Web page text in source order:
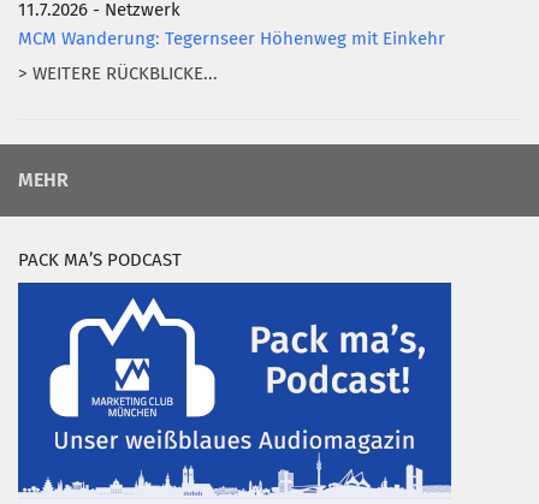
11.7.2026 - Netzwerk
MCM Wanderung: Tegernseer Höhenweg mit Einkehr
> WEITERE RÜCKBLICKE...
MEHR
PACK MA’S PODCAST